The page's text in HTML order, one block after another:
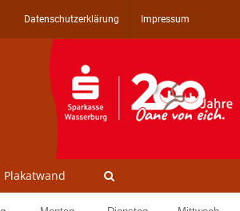
Datenschutzerklärung Impressum
Plakatwand